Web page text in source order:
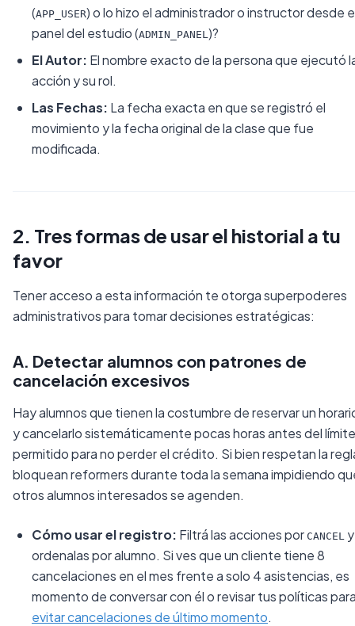
(APP_USER) o lo hizo el administrador o instructor desde
panel del estudio (ADMIN_PANEL )?
El Autor: El nombre exacto de la persona que ejecutó
acción y su rol.
Las Fechas: La fecha exacta en que se registró el
movimiento y la fecha original de la clase que fue
modificada.
2. Tres formas de usar el historial a tu
favor
Tener acceso a esta información te otorga superpoderes
administrativos para tomar decisiones estratégicas:
A. Detectar alumnos con patrones de
cancelación excesivos
Hay alumnos que tienen la costumbre de reservar un
y cancelarlo sistemáticamente pocas horas antes del límite
permitido para no perder el crédito. Si bien respetan la
bloquean reformers durante toda la semana impidiendo
otros alumnos interesados se agenden.
Cómo usar el registro: Filtrá las acciones por CANCEL y
ordenalas por alumno. Si ves que un cliente tiene 8
cancelaciones en el mes frente a solo 4 asistencias, es
momento de conversar con él o revisar tus políticas
evitar cancelaciones de último momento.